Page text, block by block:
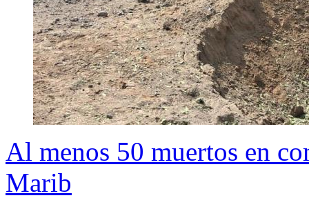
Al menos 50 muertos en
Marib